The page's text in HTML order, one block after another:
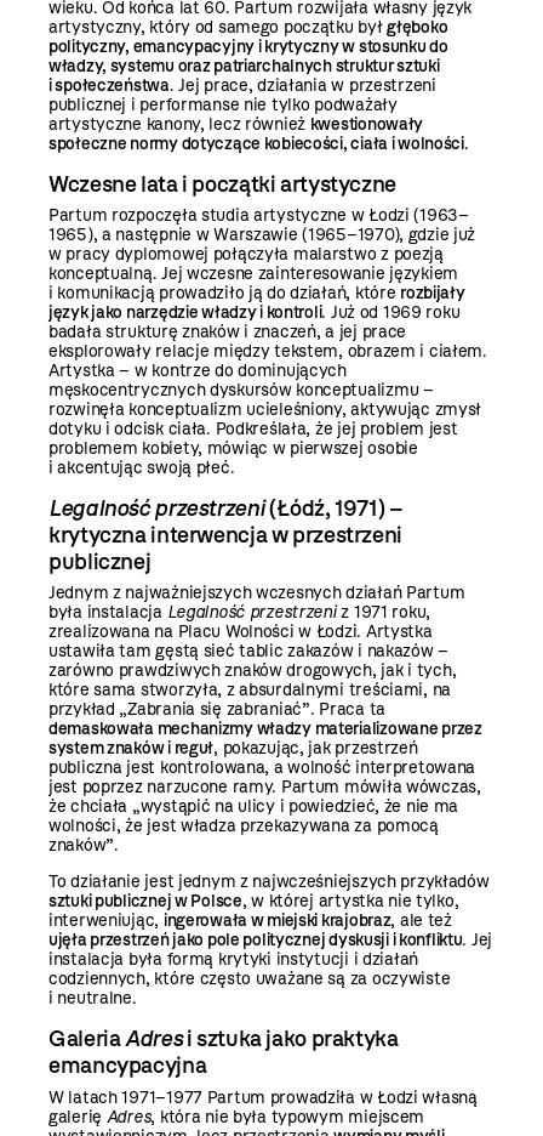
wieku. Od końca lat 60. Partum rozwijała własny język
artystyczny, który od samego początku byłgłęboko
polityczny, emancypacyjny i krytyczny w stosunku do
władzy, systemu oraz patriarchalnych struktur sztuki
i społeczeństwa. Jej prace, działania w przestrzeni
publicznej i performanse nie tylko podważały
artystyczne kanony, lecz również kwestionowały
społeczne normy dotyczące kobiecości, ciała i wolności.
Wczesne lata i początki artystyczne
Partum rozpoczęła studia artystyczne w Łodzi (1963–
1965), a następnie w Warszawie (1965–1970), gdzie już
w pracy dyplomowej połączyła malarstwo z poezją
konceptualną. Jej wczesne zainteresowanie językiem
i komunikacją prowadziło ją do działań, które rozbijały
język jako narzędzie władzy i kontroli. Już od 1969 roku
badała strukturę znaków i znaczeń, a jej prace
eksplorowały relacje między tekstem, obrazem i ciałem.
Artystka – w kontrze do dominujących
męskocentrycznych dyskursów konceptualizmu –
rozwinęła konceptualizm ucieleśniony, aktywując zmysł
dotyku i odcisk ciała. Podkreślała, że jej problem jest
problemem kobiety, mówiąc w pierwszej osobie
i akcentując swoją płeć.
Legalność przestrzeni(Łódź, 1971) –
krytyczna interwencja w przestrzeni
publicznej
Jednym z najważniejszych wczesnych działań Partum
była instalacja Legalność przestrzeniz 1971 roku,
zrealizowana na Placu Wolności w Łodzi. Artystka
ustawiła tam gęstą sieć tablic zakazów i nakazów –
zarówno prawdziwych znaków drogowych, jak i tych,
które sama stworzyła, z absurdalnymi treściami, na
przykład „Zabrania się zabraniać”. Praca ta
demaskowała mechanizmy władzy materializowane przez
system znaków i reguł, pokazując, jak przestrzeń
publiczna jest kontrolowana, a wolność interpretowana
jest poprzez narzucone ramy. Partum mówiła wówczas,
że chciała „wystąpić na ulicy i powiedzieć, że nie ma
wolności, że jest władza przekazywana za pomocą
znaków”.
To działanie jest jednym z najwcześniejszych przykładów
sztuki publicznej w Polsce, w której artystka nie tylko,
interweniując, ingerowała w miejski krajobraz, ale też
ujęła przestrzeń jako pole politycznej dyskusji i konfliktu. Jej
instalacja była formą krytyki instytucji i działań
codziennych, które często uważane są za oczywiste
i neutralne.
GaleriaAdresi sztuka jako praktyka
emancypacyjna
W latach 1971–1977 Partum prowadziła w Łodzi własną
galerię Adres, która nie była typowym miejscem